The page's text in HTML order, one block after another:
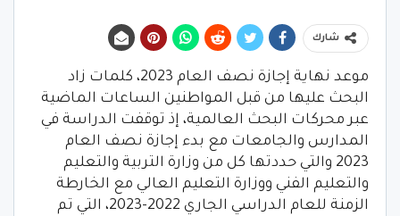
شارك
موعد نهاية إجازة نصف العام 2023، كلمات زاد
البحث عليها من قبل المواطنين الساعات الماضية
عبر محركات البحث العالمية، إذ توقفت الدراسة في
المدارس والجامعات مع بدء إجازة نصف العام
2023 والتي حددتها كل من وزارة التربية والتعليم
والتعليم الفني ووزارة التعليم العالي مع الخارطة
الزمنة للعام الدراسي الجاري 2022-2023، التي تم